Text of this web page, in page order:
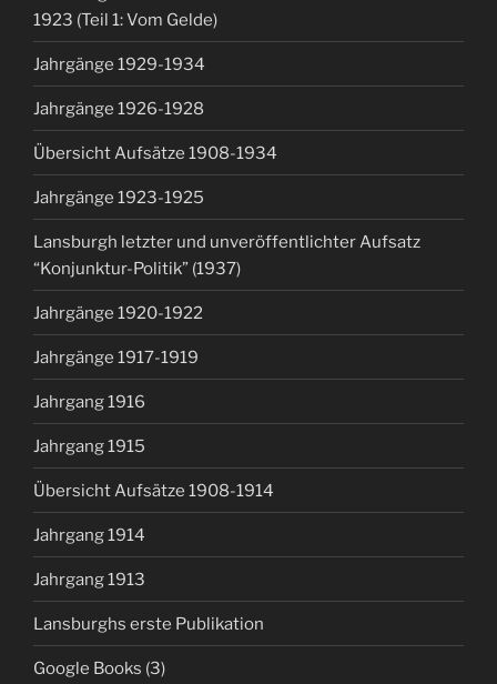
1923 (Teil 1: Vom Gelde)
Jahrgänge 1929-1934
Jahrgänge 1926-1928
Übersicht Aufsätze 1908-1934
Jahrgänge 1923-1925
Lansburgh letzter und unveröffentlichter Aufsatz
“Konjunktur-Politik” (1937)
Jahrgänge 1920-1922
Jahrgänge 1917-1919
Jahrgang 1916
Jahrgang 1915
Übersicht Aufsätze 1908-1914
Jahrgang 1914
Jahrgang 1913
Lansburghs erste Publikation
Google Books (3)